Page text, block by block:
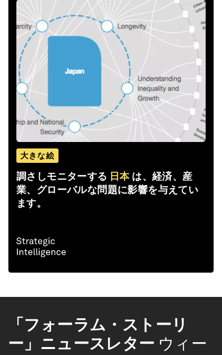
大きな絵
調さしモニターする 日本 は、経済、産
業、グローバルな問題に影響を与えてい
ます。
「フォーラム・ストーリ
ー」ニュースレター ウィー